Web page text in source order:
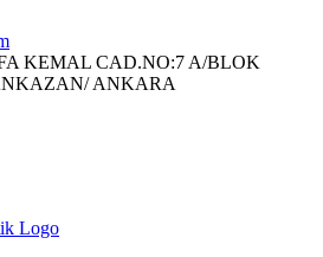
KEMAL CAD.NO:7 A/BLOK
ANKARA